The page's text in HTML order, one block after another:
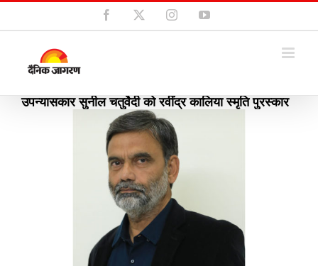
Skip
to
Facebook InstagramYouTube
उपन्यासकार सुनील चतुर्वेदी को रवींद्र कालिया स्मृति पुरस्कार